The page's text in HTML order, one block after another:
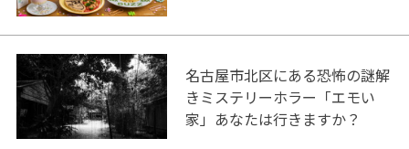
名古屋市北区にある恐怖の謎解
きミステリーホラー「エモい
家」あなたは行きますか？